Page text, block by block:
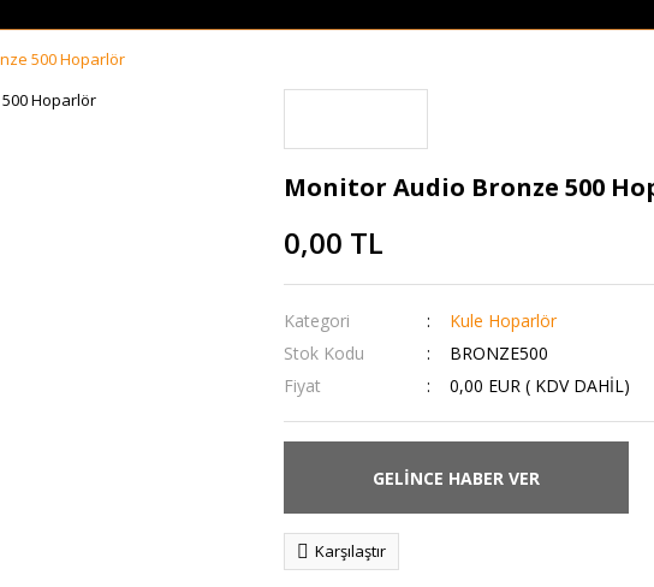
500 Hoparlör
Monitor Audio Bronze 500
0,00 TL
Kategori
Kule Hoparlör
Stok Kodu
BRONZE500
Fiyat
0,00 EUR ( KDV DAHİL)
GELİNCE HABER VER
Karşılaştır